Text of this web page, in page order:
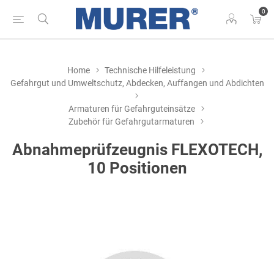
0
Home
Technische Hilfeleistung
Gefahrgut und Umweltschutz, Abdecken, Auffangen und Abdichten
Armaturen für Gefahrguteinsätze
Zubehör für Gefahrgutarmaturen
Abnahmeprüfzeugnis FLEXOTECH,
10 Positionen